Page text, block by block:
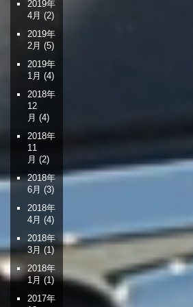
2019年
4月 (2)
2019年
2月 (5)
2019年
1月 (4)
2018年
12
月 (4)
2018年
11
月 (2)
2018年
6月 (3)
2018年
4月 (4)
2018年
3月 (1)
2018年
1月 (1)
2017年